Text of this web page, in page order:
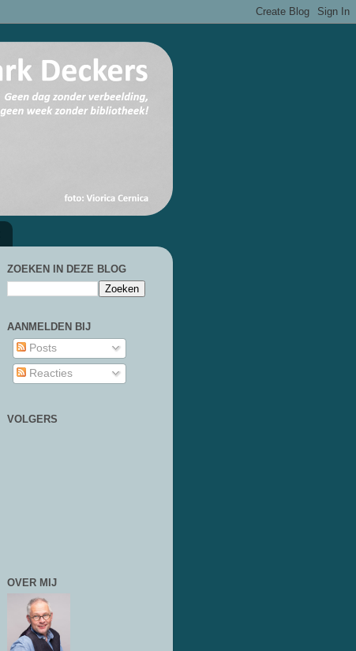
ZOEKEN IN DEZE BLOG
AANMELDEN BIJ
Posts
Reacties
VOLGERS
OVER MIJ